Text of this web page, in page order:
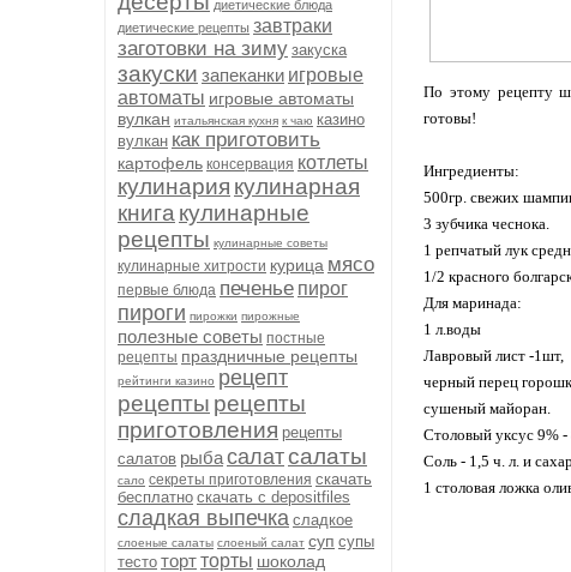
диетические блюда
диетические рецепты завтраки
заготовки на зиму закуска
закуски запеканки игровые
автоматы игровые автоматы
вулкан итальянская кухня к чаю казино
вулкан как приготовить
картофель консервация котлеты
кулинария кулинарная
книга кулинарные
рецепты кулинарные советы
кулинарные хитрости курица мясо
первые блюда печенье пирог
пироги пирожки пирожные
полезные советы постные
рецепты праздничные рецепты
рейтинги казино рецепт
рецепты рецепты
приготовления рецепты
салатов рыбасалатсалаты
сало секреты приготовления скачать
бесплатно скачать с depositfiles
сладкая выпечка сладкое
слоеные салаты слоеный салат суп супы
тесто тортторты шоколад
По этому рецепту
готовы!
Ингредиенты:
500гр. свежих
3 зубчика чеснока.
1 репчатый лук
1/2 красного
Для маринада:
1 л.воды
Лавровый лист -1шт,
черный перец
сушеный майоран.
Столовый уксус 9% -
Соль - 1,5 ч. л. и
1 столовая ложка